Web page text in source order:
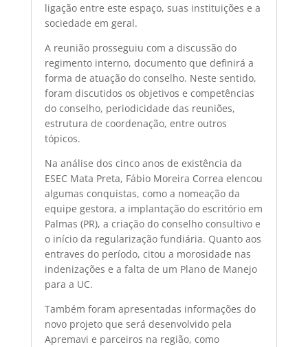
ligação entre este espaço, suas instituições e a
sociedade em geral.
A reunião prosseguiu com a discussão do
regimento interno, documento que definirá a
forma de atuação do conselho. Neste sentido,
foram discutidos os objetivos e competências
do conselho, periodicidade das reuniões,
estrutura de coordenação, entre outros
tópicos.
Na análise dos cinco anos de existência da
ESEC Mata Preta, Fábio Moreira Correa elencou
algumas conquistas, como a nomeação da
equipe gestora, a implantação do escritório em
Palmas (PR), a criação do conselho consultivo e
o início da regularização fundiária. Quanto aos
entraves do período, citou a morosidade nas
indenizações e a falta de um Plano de Manejo
para a UC.
Também foram apresentadas informações do
novo projeto que será desenvolvido pela
Apremavi e parceiros na região, como